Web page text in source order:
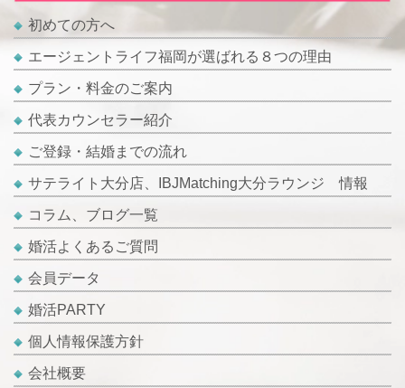
初めての方へ
エージェントライフ福岡が選ばれる８つの理由
プラン・料金のご案内
代表カウンセラー紹介
ご登録・結婚までの流れ
サテライト大分店、IBJMatching大分ラウンジ 情報
コラム、ブログ一覧
婚活よくあるご質問
会員データ
婚活PARTY
個人情報保護方針
会社概要